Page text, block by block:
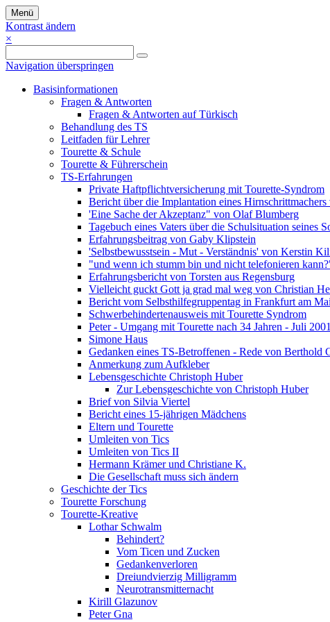
Menü
Kontrast ändern
×
Navigation überspringen
Basisinformationen
Fragen & Antworten
Fragen & Antworten auf Türkisch
Behandlung des TS
Leitfaden für Lehrer
Tourette & Schule
Tourette & Führerschein
TS-Erfahrungen
Private Haftpflichtversicherung mit Tourette-Syndrom
Bericht über die Implantation eines
'Eine Sache der Akzeptanz" von Olaf Blumberg
Tagebuch eines Vaters über die Schulsituation seines
Erfahrungsbeitrag von Gaby Klipstein
'Selbstbewusstsein - Mut - Verständnis' von Kerstin
"und wenn ich stumm bin und nicht telefonieren
Erfahrungsbericht von Torsten aus Regensburg
Vielleicht guckt Gott ja grad mal weg von Christian
Bericht vom Selbsthilfegruppentag in Frankfurt am
Schwerbehindertenausweis mit Tourette Syndrom
Peter - Umgang mit Tourette nach 34 Jahren - Juli 2001
Simone Haus
Gedanken eines TS-Betroffenen - Rede von Berthold
Anmerkung zum Aufkleber
Lebensgeschichte Christoph Huber
Zur Lebensgeschichte von Christoph Huber
Brief von Silvia Viertel
Bericht eines 15-jährigen Mädchens
Eltern und Tourette
Umleiten von Tics
Umleiten von Tics II
Hermann Krämer und Christiane K.
Die Gesellschaft muss sich ändern
Geschichte der Tics
Tourette Forschung
Tourette-Kreative
Lothar Schwalm
Behindert?
Vom Ticen und Zucken
Gedankenverloren
Dreiundvierzig Milligramm
Neurotransmitternacht
Kirill Glazunov
Peter Gna